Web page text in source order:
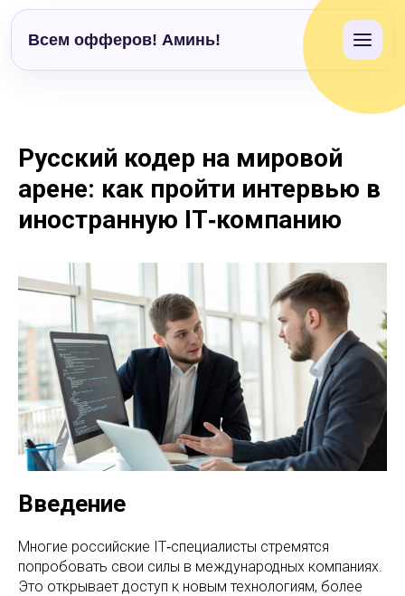
Всем офферов! Аминь!
Русский кодер на мировой
арене: как пройти интервью в
иностранную IT‑компанию
Введение
Многие российские IT‑специалисты стремятся
попробовать свои силы в международных компаниях.
Это открывает доступ к новым технологиям, более